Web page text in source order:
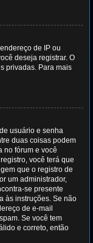
de IP ou
deseja registrar. O
privadas. Para mais
usuário e senha
duas coisas podem
no fórum e você
você terá que
que o registro de
um administrador,
se presente
às instruções. Se não
de e-mail
Se você tem
e correto, então